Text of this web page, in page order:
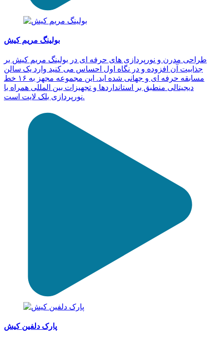
بولینگ مریم کیش
طراحی مدرن و نورپردازی های حرفه ای در بولینگ مریم کیش بر
جذابیت آن افزوده و در نگاه اول احساس می کنید وارد یک سالن
مسابقه حرفه ای و جهانی شده اید. این مجموعه مجهز به ۱۶ خط
دیجیتالی منطبق بر استانداردها و تجهیزات بین المللی همراه با
نورپردازی بلک لایت است.
پارک دلفین کیش